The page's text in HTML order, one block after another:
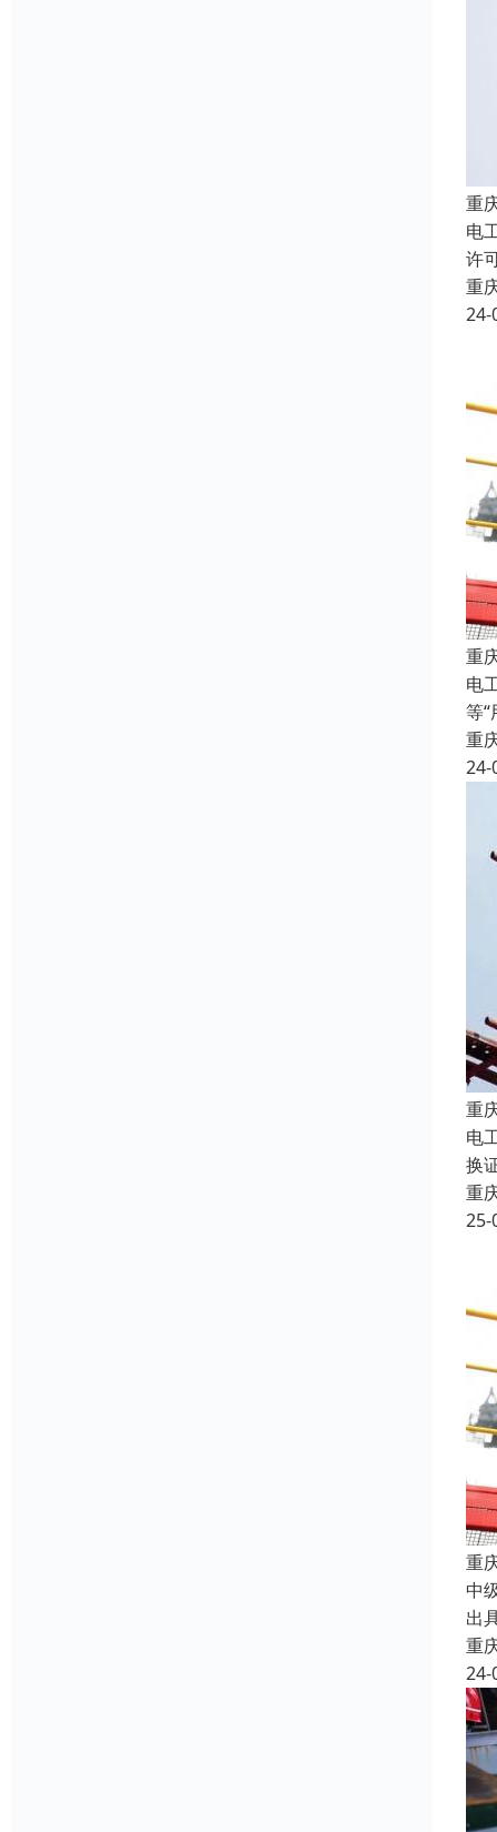
重
电
许
重
24-
重
电
等
重
24-
重
电
换
重
25-
重
中
出
重
24-